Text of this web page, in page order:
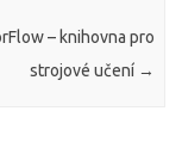
– knihovna pro
strojové učení →